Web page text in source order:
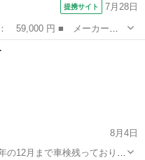
提携サイト 7月28日
レード名： Ｍ ４ＷＤ
日 下取り車 ローン クレ
8月4日